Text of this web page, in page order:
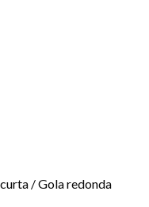
/ Gola redonda